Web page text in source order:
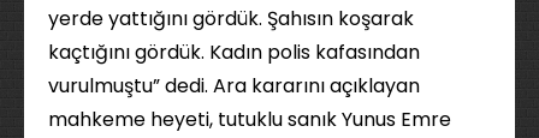
yerde yattığını gördük. Şahısın koşarak
kaçtığını gördük. Kadın polis kafasından
vurulmuştu” dedi. Ara kararını açıklayan
mahkeme heyeti, tutuklu sanık Yunus Emre